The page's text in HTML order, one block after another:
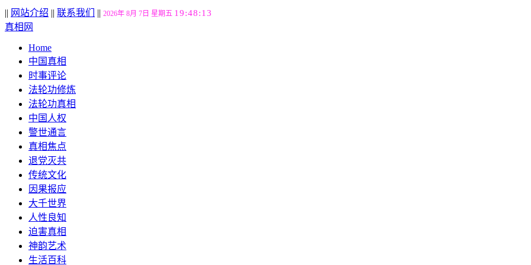
|| 网站介绍 || 联系我们 || 2026年 8月 7日 星期五 19:48:14
真相网
Home
中国真相
时事评论
法轮功修炼
法轮功真相
中国人权
警世通言
真相焦点
退党灭共
传统文化
因果报应
大千世界
人性良知
迫害真相
神韵艺术
生活百科